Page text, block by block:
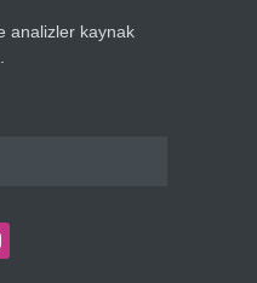
analizler kaynak